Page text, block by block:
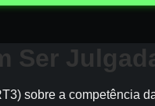
Ser
sobre a